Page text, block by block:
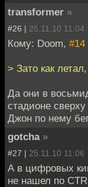
transformer »
#26 | 25.11.10 11:04
Кому: Doom, #14
> Зато как
Да они в
стадионе
Джон по нему
gotcha »
#27 | 25.11.10 11:06
А в цифровых
не нашел по